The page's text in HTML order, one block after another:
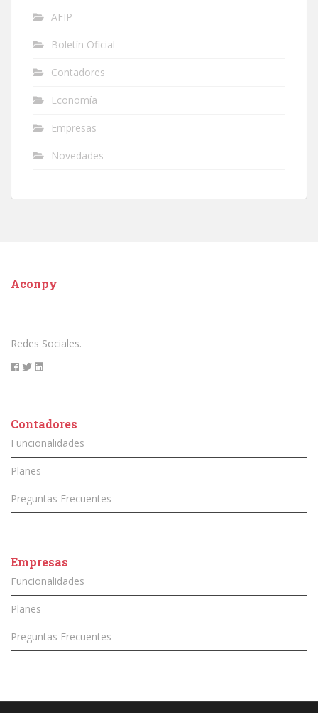
AFIP
Boletín Oficial
Contadores
Economía
Empresas
Novedades
Aconpy
Redes Sociales.
Contadores
Funcionalidades
Planes
Preguntas Frecuentes
Empresas
Funcionalidades
Planes
Preguntas Frecuentes